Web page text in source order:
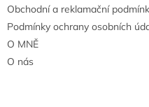
Obchodní a reklamační
Podmínky ochrany osobních
O MNĚ
O nás